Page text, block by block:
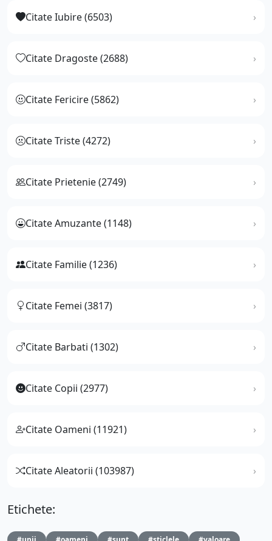
Citate Iubire (6503)
Citate Dragoste (2688)
Citate Fericire (5862)
Citate Triste (4272)
Citate Prietenie (2749)
Citate Amuzante (1148)
Citate Familie (1236)
Citate Femei (3817)
Citate Barbati (1302)
Citate Copii (2977)
Citate Oameni (11921)
Citate Aleatorii (103987)
Etichete: